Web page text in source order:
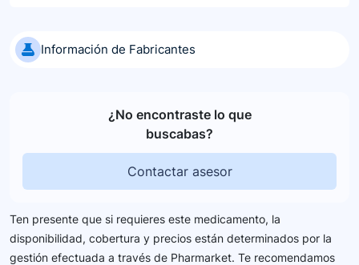
Información de Fabricantes
¿No encontraste lo que
buscabas?
Contactar asesor
Ten presente que si requieres este medicamento, la
disponibilidad, cobertura y precios están determinados por la
gestión efectuada a través de Pharmarket. Te recomendamos